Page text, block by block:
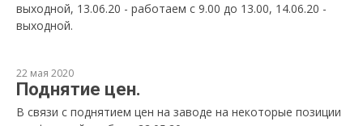
выходной, 13.06.20 - работаем с 9.00 до 13.00, 14.06.20 -
выходной.
22 мая 2020
Поднятие цен.
В связи с поднятием цен на заводе на некоторые позиции